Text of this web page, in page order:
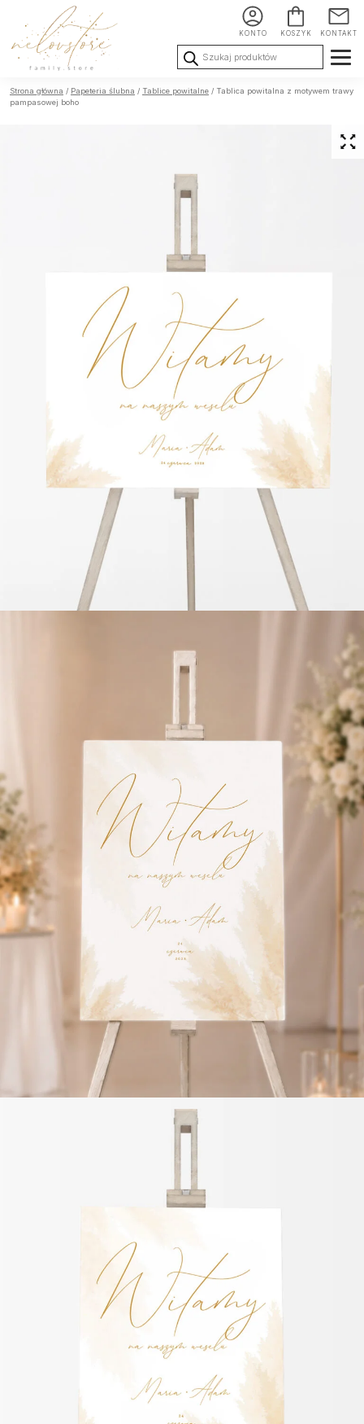
KONTO KOSZYK KONTAKT
Wyszukiwarka
produktów
Ślub i
Wesele
Chrzest i
Urodziny i
Strona główna / Papeteria ślubna / Tablice powitalne / Tablica powitalna z motywem trawy
pampasowej boho